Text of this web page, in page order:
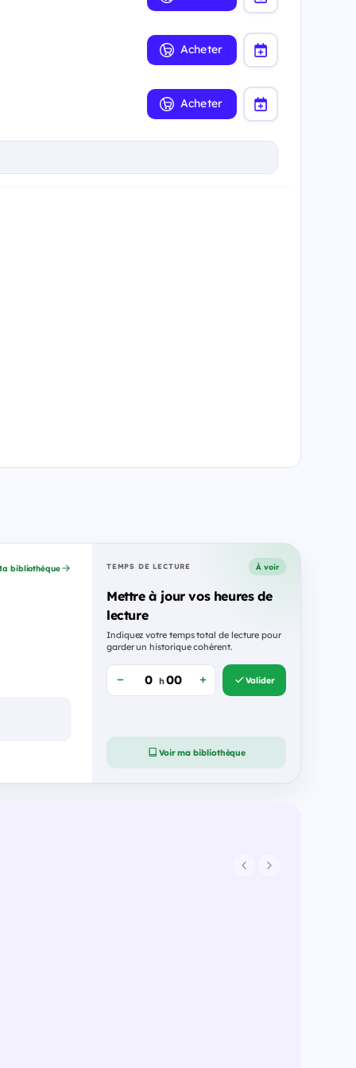
Acheter
Acheter
bibliothèque TEMPS DE LECTURE À voir
Mettre à jour vos heures de
lecture
Indiquez votre temps total de lecture pour
garder un historique cohérent.
h Valider
Voir ma bibliothèque